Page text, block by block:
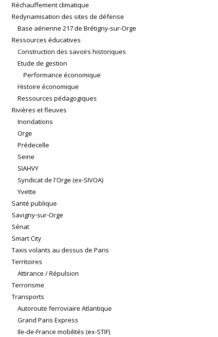
Réchauffement climatique
Redynamisation des sites de défense
Base aérienne 217 de Brétigny-sur-Orge
Ressources éducatives
Construction des savoirs historiques
Etude de gestion
Performance économique
Histoire économique
Ressources pédagogiques
Rivières et fleuves
Inondations
Orge
Prédecelle
Seine
SIAHVY
Syndicat de l'Orge (ex-SIVOA)
Yvette
Santé publique
Savigny-sur-Orge
Sénat
Smart City
Taxis volants au dessus de Paris
Territoires
Attirance / Répulsion
Terrorisme
Transports
Autoroute ferroviaire Atlantique
Grand Paris Express
Ile-de-France mobilités (ex-STIF)